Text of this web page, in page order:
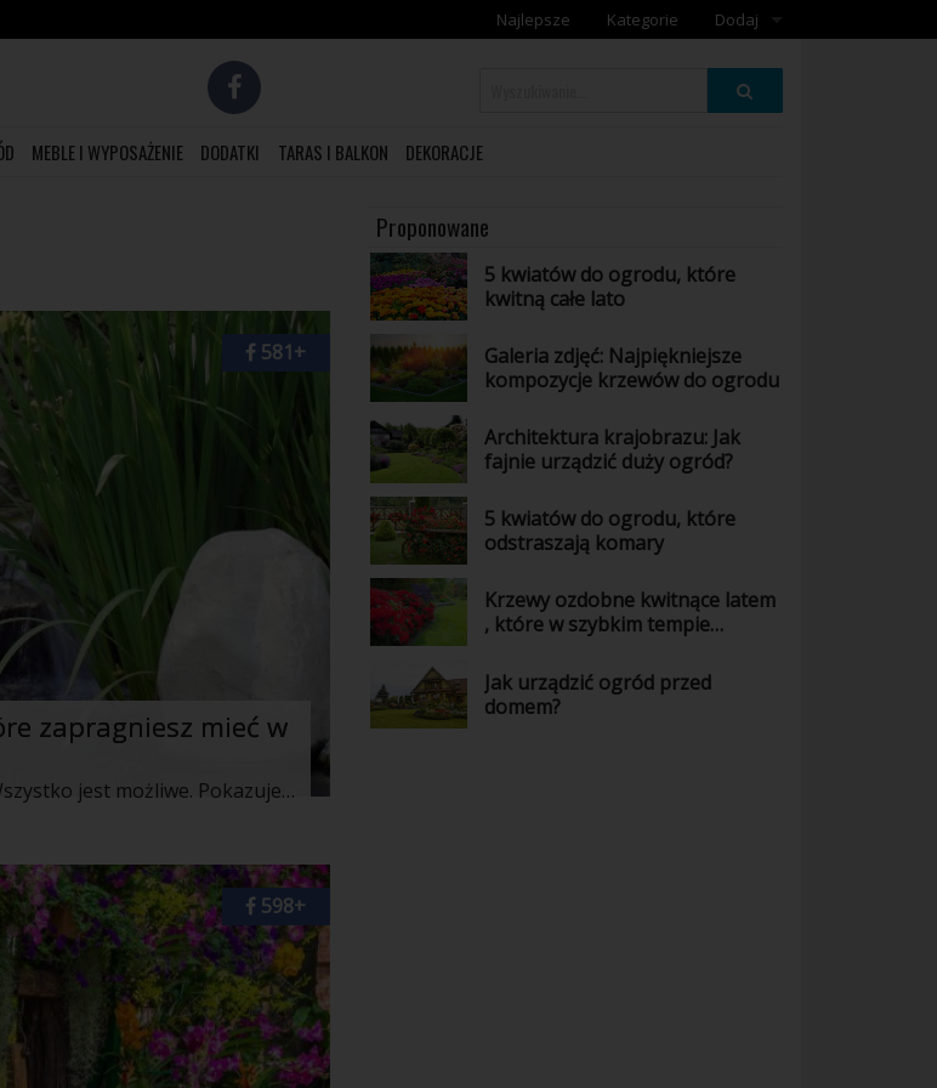
Najlepsze Kategorie
Dodaj
Dodaj artykuł
MEBLE I WYPOSAŻENIE DODATKI TARAS I BALKON DEKORACJE
zapragniesz mieć w
Marzysz o rzeczce w ogrodzie i szeleszczącej wodzie? Wszystko jest możliwe. Pokazujemy przykłady strumyków z kaskadami, które wyglądaja bajecznie.
581+
598+
Proponowane
5 kwiatów do ogrodu, które
kwitną całe lato
Galeria zdjęć: Najpiękniejsze
kompozycje krzewów do ogrodu
Architektura krajobrazu: Jak
fajnie urządzić duży ogród?
5 kwiatów do ogrodu, które
odstraszają komary
Krzewy ozdobne kwitnące latem
, które w szybkim tempie
Jak urządzić ogród przed
domem?